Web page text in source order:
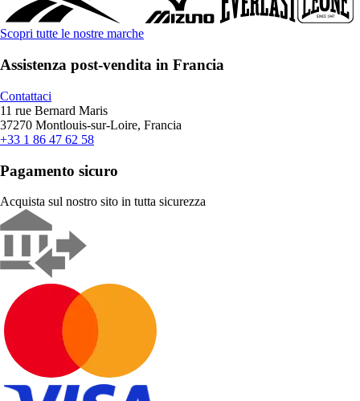
Scopri tutte le nostre marche
Assistenza post-vendita in Francia
Contattaci
11 rue Bernard Maris
37270 Montlouis-sur-Loire, Francia
+33 1 86 47 62 58
Pagamento sicuro
Acquista sul nostro sito in tutta sicurezza